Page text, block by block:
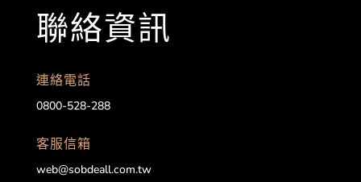
聯絡資訊
連絡電話
0800-528-288
客服信箱
web@sobdeall.com.tw